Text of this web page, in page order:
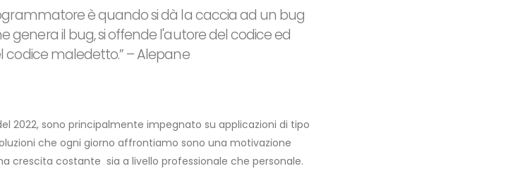
è quando si dà la caccia ad un bug
genera il bug, si offende l'autore del codice ed
codice maledetto.” – Alepane
2022, sono principalmente impegnato su applicazioni di tipo
che ogni giorno affrontiamo sono una motivazione
crescita costante sia a livello professionale che personale.